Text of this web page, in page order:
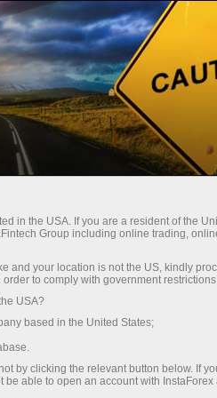
haqiqatan
gacha kredit
eng yaxshi
biri,
va indekslar
qulay
in the USA. If you are a resident of the
Group including online trading,
and your location is not the US, kindly
to comply with government
USA?
based in the United States;
by clicking the relevant button below. If
able to open an account with InstaForex